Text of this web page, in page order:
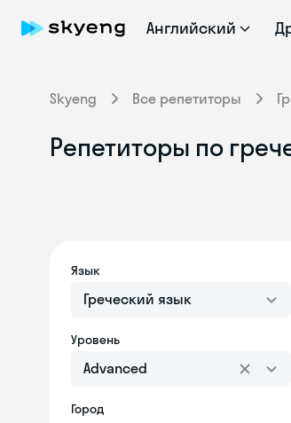
Английский
Skyeng Все репетиторы
Репетиторы по
Язык
Греческий язык
Уровень
Advanced
Город